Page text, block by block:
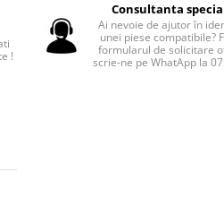
!
Consultanta
Ai nevoie de ajutor în
unei piese compatibile?
formularul de solicitare
scrie-ne pe WhatApp la